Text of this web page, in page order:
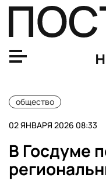
общество
02 ЯНВАРЯ 2026 08:33
В Госдуме
Последний день